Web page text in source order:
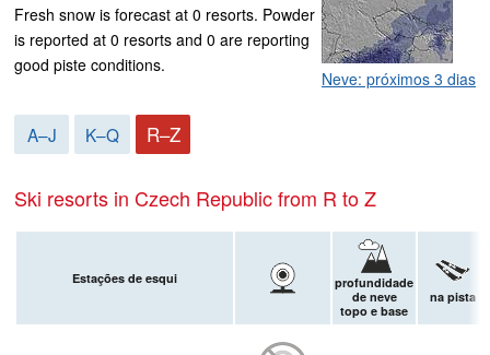
Neve: próximos 3 dias
Fresh snow is forecast at 0 resorts. Powder
is reported at 0 resorts and 0 are reporting
good piste conditions.
A–J K–Q R–Z
Ski resorts in Czech Republic from R to Z
Estações de esqui
profundidade
de neve
topo e base
na pista